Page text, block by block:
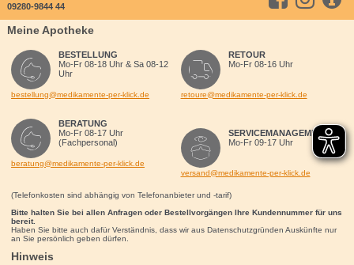
09280-9844 44
Meine Apotheke
BESTELLUNG
Mo-Fr 08-18 Uhr & Sa 08-12
Uhr
bestellung@medikamente-per-klick.de
BERATUNG
Mo-Fr 08-17 Uhr
(Fachpersonal)
beratung@medikamente-per-klick.de
RETOUR
Mo-Fr 08-16 Uhr
retoure@medikamente-per-klick.de
SERVICEMANAGEMENT
Mo-Fr 09-17 Uhr
versand@medikamente-per-klick.de
(Telefonkosten sind abhängig von Telefonanbieter und -tarif)
Bitte halten Sie bei allen Anfragen oder Bestellvorgängen Ihre Kundennummer für uns
bereit.
Haben Sie bitte auch dafür Verständnis, dass wir aus Datenschutzgründen Auskünfte nur
an Sie persönlich geben dürfen.
Hinweis